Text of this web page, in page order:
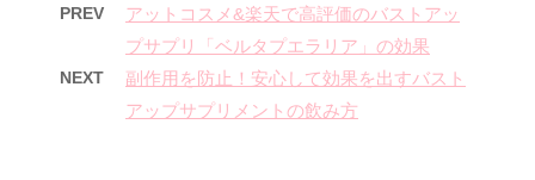
PREV
アットコスメ&楽天で高評価のバストアッ
プサプリ「ベルタプエラリア」の効果
NEXT
副作用を防止！安心して効果を出すバスト
アップサプリメントの飲み方